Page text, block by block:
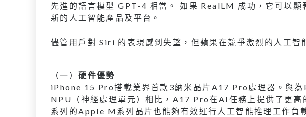
先進的語言模型 GPT-4 相當。 如果 RealLM 成功，它可以顯
新的人工智能產品及平台。
儘管用戶對 Siri 的表現感到失望，但蘋果在競爭激烈的人工智
（一）硬件優勢
iPhone 15 Pro搭載業界首款3納米晶片A17 Pro處理器。與為
NPU（神經處理單元）相比，A17 Pro在AI任務上提供了更
系列的Apple M系列晶片也能夠有效運行人工智能推理工作負